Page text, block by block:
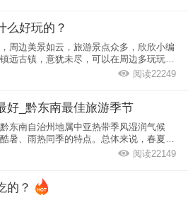
么好玩的？
周边美景如云，旅游景点众多，欣欣小编
远古镇，意犹未尽，可以在周边多玩玩，
阅读22249
好_黔东南最佳旅游季节
东南自治州地属中亚热带季风湿润气候
暑、雨热同季的特点。总体来说，春夏秋
阅读22149
的？